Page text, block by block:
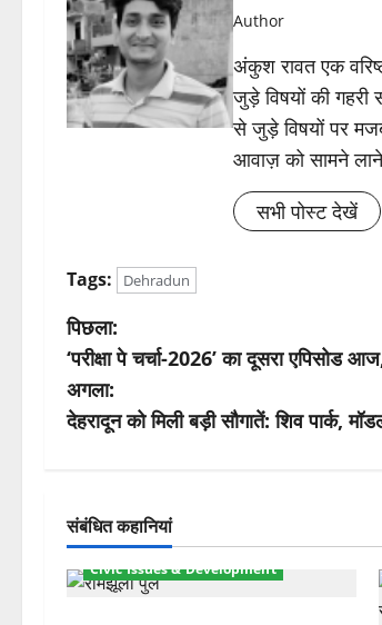
Author
अंकुश रावत एक
जुड़े विषयों की गहरी
से जुड़े विषयों पर
आवाज़ को सामने
सभी पोस्ट देखें
Tags: Dehradun
पो
स्ट
ने
गे
श
पिछला:
‘परीक्षा पे चर्चा-2026’ का दूसरा
अगला:
देहरादून को मिली बड़ी सौगातें: शिव पार्क,
संबंधित कहानियां
Civic Issues & Development